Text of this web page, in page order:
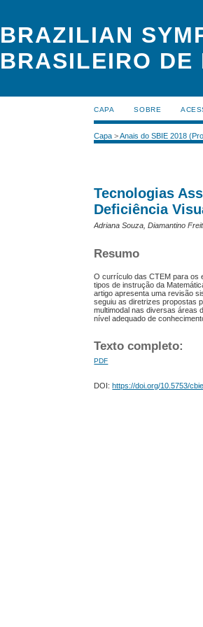
BRAZILIAN
BRASILEIRO DE
CAPA SOBRE
Capa >Anais do SBIE 2018
Tecnologias
Deficiência
Adriana Souza, Diamantino
Resumo
O currículo das CTEM para os
tipos de instrução da
artigo apresenta uma revisão
seguiu as diretrizes propostas
multimodal nas diversas áreas
nível adequado de
Texto completo:
PDF
DOI:https://doi.org/10.5753/